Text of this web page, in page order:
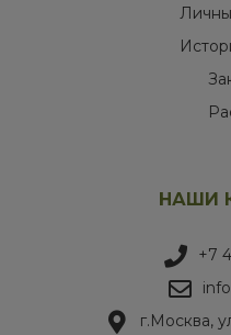
НАШИ
+7
г.Москва,